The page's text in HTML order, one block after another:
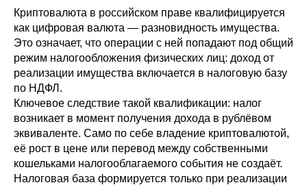
Криптовалюта в российском праве квалифицируется
как цифровая валюта — разновидность имущества.
Это означает, что операции с ней попадают под общий
режим налогообложения физических лиц: доход от
реализации имущества включается в налоговую базу
по НДФЛ.
Ключевое следствие такой квалификации: налог
возникает в момент получения дохода в рублёвом
эквиваленте. Само по себе владение криптовалютой,
её рост в цене или перевод между собственными
кошельками налогооблагаемого события не создаёт.
Налоговая база формируется только при реализации